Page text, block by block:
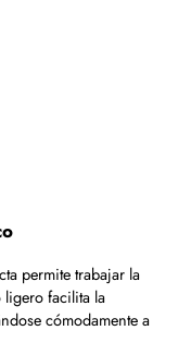
permite trabajar la
ligero facilita la
cómodamente a